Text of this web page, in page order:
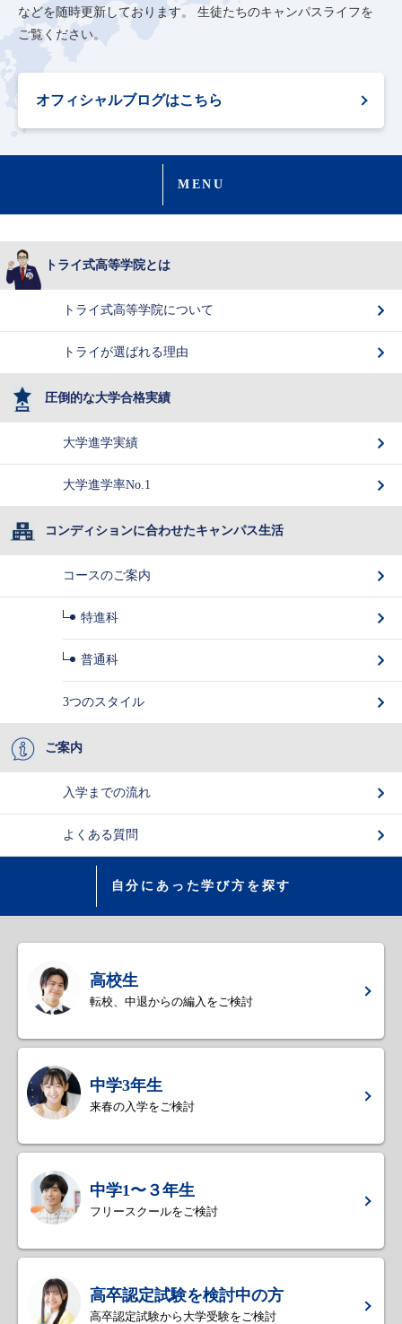
などを随時更新しております。
生徒たちのキャンパスライフを
ご覧ください。
オフィシャルブログはこちら
MENU
トライ式高等学院とは
トライ式高等学院について
トライが選ばれる理由
圧倒的な大学合格実績
大学進学実績
大学進学率No.1
コンディションに合わせたキャンパス生活
コースのご案内
特進科
普通科
3つのスタイル
ご案内
入学までの流れ
よくある質問
自分にあった学び方を探す
高校生
転校、中退からの編入をご検討
中学3年生
来春の入学をご検討
中学1〜３年生
フリースクールをご検討
高卒認定試験を検討中の方
高卒認定試験から大学受験をご検討